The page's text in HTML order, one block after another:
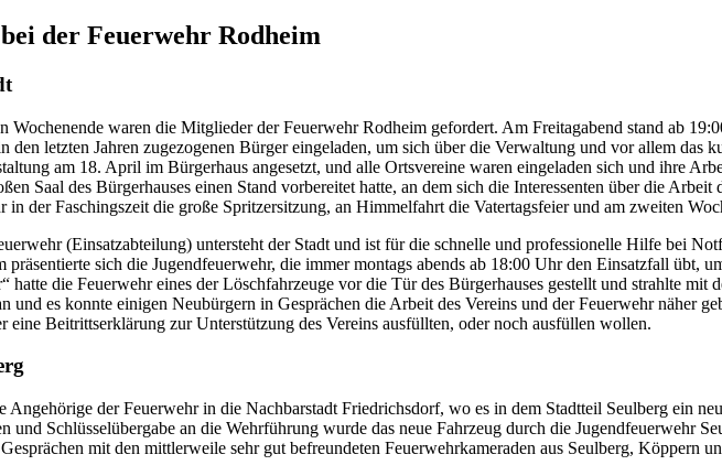
der Feuerwehr Rodheim
Wochenende waren die Mitglieder der Feuerwehr Rodheim gefordert. Am Freitagabend stand ab
den letzten Jahren zugezogenen Bürger eingeladen, um sich über die Verwaltung und vor allem das
am 18. April im Bürgerhaus angesetzt, und alle Ortsvereine waren eingeladen sich und ihre
Saal des Bürgerhauses einen Stand vorbereitet hatte, an dem sich die Interessenten über die
in der Faschingszeit die große Spritzersitzung, an Himmelfahrt die Vatertagsfeier und am zweiten
(Einsatzabteilung) untersteht der Stadt und ist für die schnelle und professionelle Hilfe bei
präsentierte sich die Jugendfeuerwehr, die immer montags abends ab 18:00 Uhr den Einsatzfall übt,
hatte die Feuerwehr eines der Löschfahrzeuge vor die Tür des Bürgerhauses gestellt und strahlte mit
und es konnte einigen Neubürgern in Gesprächen die Arbeit des Vereins und der Feuerwehr näher
eine Beitrittserklärung zur Unterstützung des Vereins ausfüllten, oder noch ausfüllen wollen.
Angehörige der Feuerwehr in die Nachbarstadt Friedrichsdorf, wo es in dem Stadtteil Seulberg ein
Schlüsselübergabe an die Wehrführung wurde das neue Fahrzeug durch die Jugendfeuerwehr
mit den mittlerweile sehr gut befreundeten Feuerwehrkameraden aus Seulberg, Köppern